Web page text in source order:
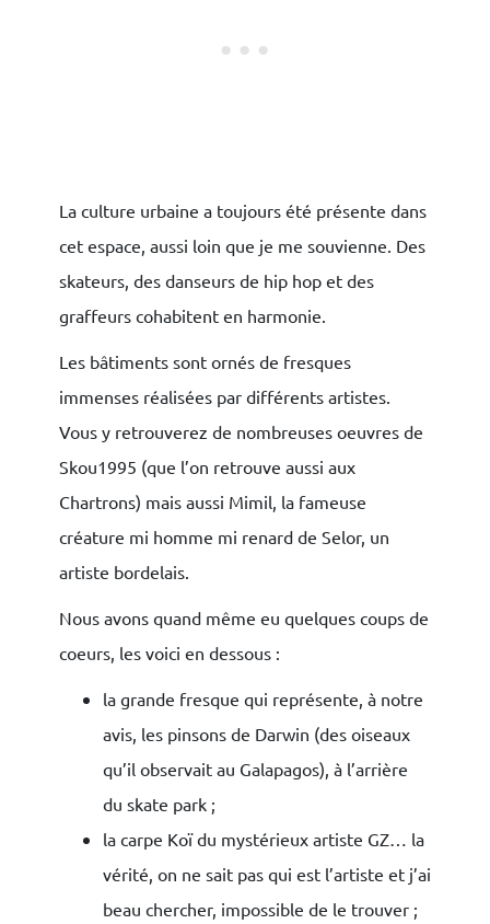
La culture urbaine a toujours été présente dans
cet espace, aussi loin que je me souvienne. Des
skateurs, des danseurs de hip hop et des
graffeurs cohabitent en harmonie.
Les bâtiments sont ornés de fresques
immenses réalisées par différents artistes.
Vous y retrouverez de nombreuses oeuvres de
Skou1995 (que l’on retrouve aussi aux
Chartrons) mais aussi Mimil, la fameuse
créature mi homme mi renard de Selor, un
artiste bordelais.
Nous avons quand même eu quelques coups de
coeurs, les voici en dessous :
la grande fresque qui représente, à notre
avis, les pinsons de Darwin (des oiseaux
qu’il observait au Galapagos), à l’arrière
du skate park ;
la carpe Koï du mystérieux artiste GZ… la
vérité, on ne sait pas qui est l’artiste et j’ai
beau chercher, impossible de le trouver ;